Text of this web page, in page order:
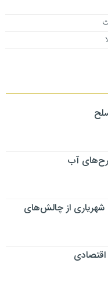
طرح‌های آب
شهریاری از چالش‌های